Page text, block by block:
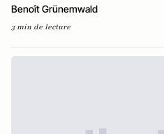
Benoît Grünemwald
3 min de lecture